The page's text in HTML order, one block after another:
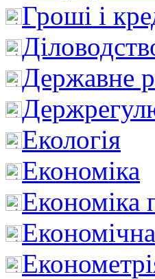
Гроші і
Державне
Екологія
Економіка
Економіка